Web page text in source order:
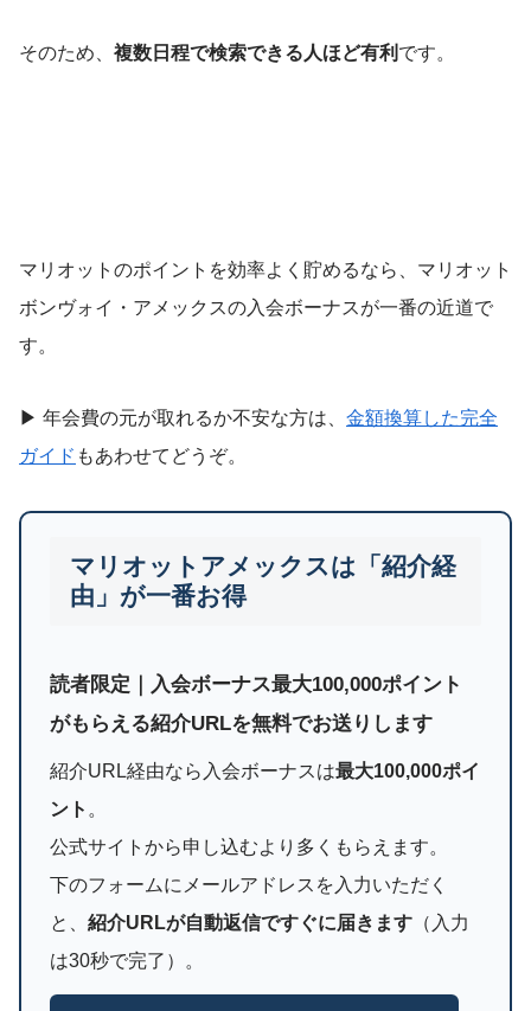
そのため、 複数日程で検索できる人ほど有利 です。
マリオットのポイントを効率よく貯めるなら、マリオット
ボンヴォイ・アメックスの入会ボーナスが一番の近道で
す。
▶ 年会費の元が取れるか不安な方は、 金額換算した完全
ガイド もあわせてどうぞ。
マリオットアメックスは「紹介経
由」が一番お得
読者限定｜入会ボーナス最大100,000ポイント
がもらえる紹介URLを無料でお送りします
紹介URL経由なら入会ボーナスは最大100,000ポイ
ント 。
公式サイトから申し込むより多くもらえます。
下のフォームにメールアドレスを入力いただく
と、 紹介URLが自動返信ですぐに届きます （入力
は30秒で完了）。